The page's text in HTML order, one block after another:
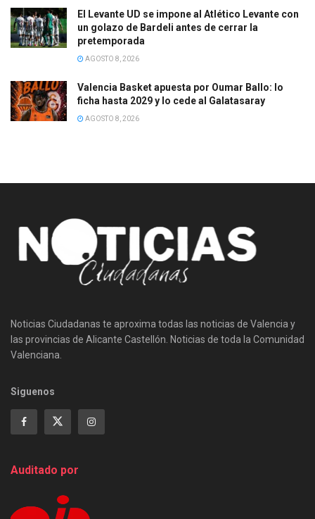
El Levante UD se impone al Atlético Levante con
un golazo de Bardeli antes de cerrar la
pretemporada
AGOSTO 8, 2026
Valencia Basket apuesta por Oumar Ballo: lo
ficha hasta 2029 y lo cede al Galatasaray
AGOSTO 8, 2026
Noticias Ciudadanas te aproxima todas las noticias de Valencia y
las provincias de Alicante Castellón. Noticias de toda la Comunidad
Valenciana.
Siguenos
Auditado por